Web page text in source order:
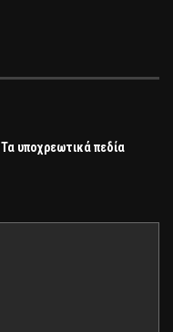
Τα υποχρεωτικά πεδία